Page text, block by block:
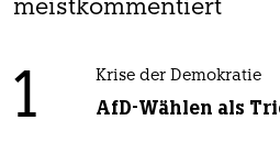
meistkommentiert
1 Krise der Demokratie
AfD-Wählen als